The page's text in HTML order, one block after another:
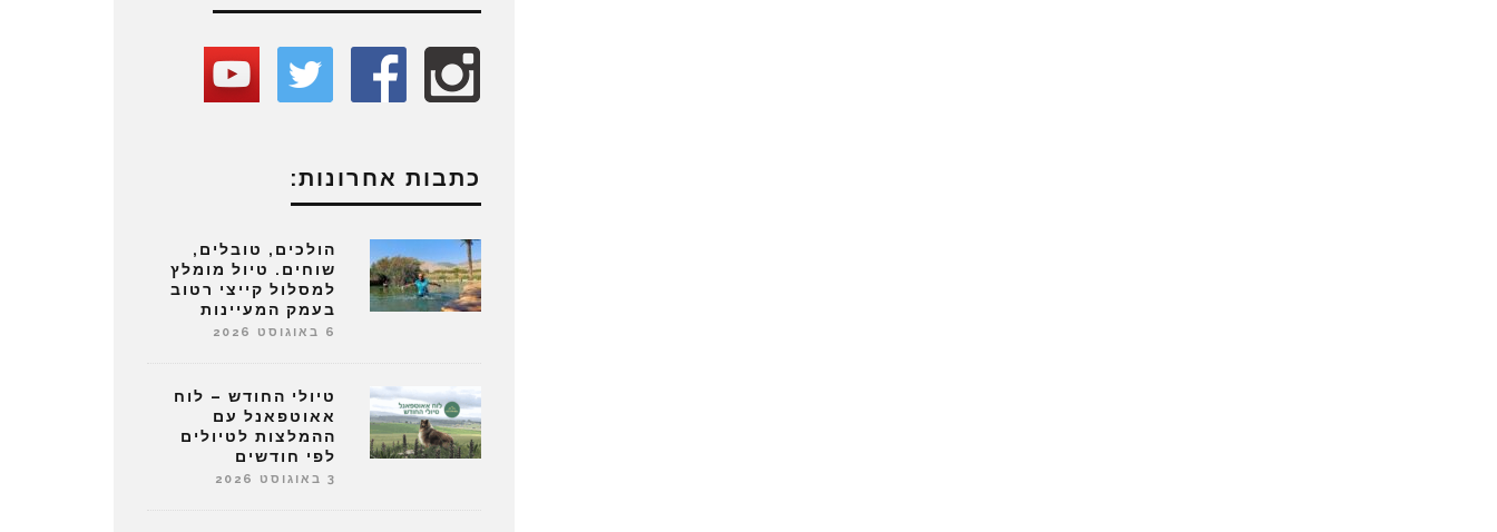
כתבות אחרונות:
הולכים, טובלים,
שוחים. טיול מומלץ
למסלול קייצי רטוב
בעמק המעיינות
6 באוגוסט 2026
טיולי החודש – לוח
אאוטפאנל עם
ההמלצות לטיולים
לפי חודשים
3 באוגוסט 2026